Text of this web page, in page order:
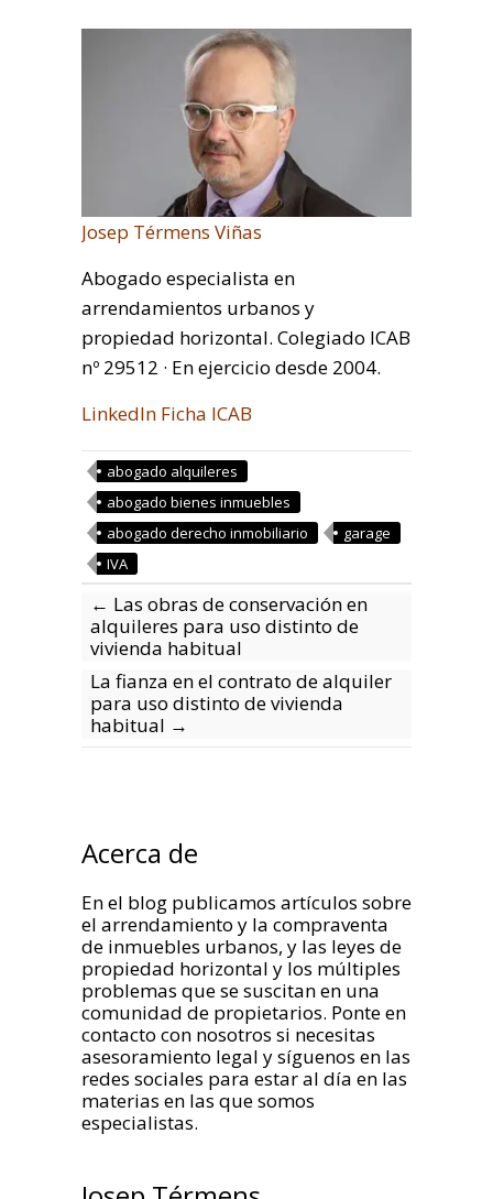
Josep Térmens Viñas
Abogado especialista en
arrendamientos urbanos y
propiedad horizontal. Colegiado ICAB
nº 29512 · En ejercicio desde 2004.
LinkedIn Ficha ICAB
abogado alquileres
abogado bienes inmuebles
abogado derecho inmobiliario
garage
IVA
← Las obras de conservación en
alquileres para uso distinto de
vivienda habitual
La fianza en el contrato de alquiler
para uso distinto de vivienda
habitual →
Acerca de
En el blog publicamos artículos sobre
el arrendamiento y la compraventa
de inmuebles urbanos, y las leyes de
propiedad horizontal y los múltiples
problemas que se suscitan en una
comunidad de propietarios. Ponte en
contacto con nosotros si necesitas
asesoramiento legal y síguenos en las
redes sociales para estar al día en las
materias en las que somos
especialistas.